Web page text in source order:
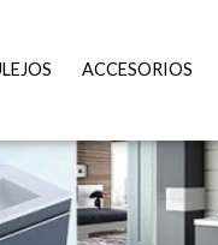
ACCESORIOS